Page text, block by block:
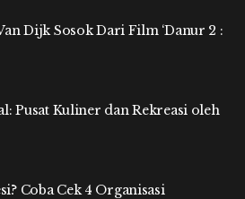
Dijk Sosok Dari Film ‘Danur 2 :
Pusat Kuliner dan Rekreasi oleh
Coba Cek 4 Organisasi